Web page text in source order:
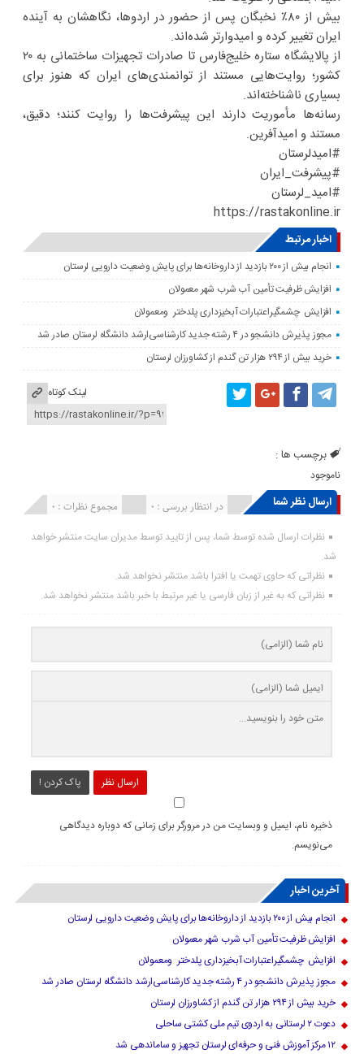
بیش از ۸۰٪ نخبگان پس از حضور در اردوها، نگاهشان به آینده
ایران تغییر کرده و امیدوارتر شده‌اند.
از پالایشگاه ستاره خلیج‌فارس تا صادرات تجهیزات ساختمانی به ۲۰
کشور؛ روایت‌هایی مستند از توانمندی‌های ایران که هنوز برای
بسیاری ناشناخته‌اند.
رسانه‌ها مأموریت دارند این پیشرفت‌ها را روایت کنند؛ دقیق،
مستند و امیدآفرین.
#امیدلرستان
#پیشرفت_ایران
#امید_لرستان
https://rastakonline.ir
اخبار مرتبط
انجام بیش از ۲۰۰ بازدید از داروخانه‌ها برای پایش وضعیت دارویی لرستان
افزایش ظرفیت تأمین آب شرب شهر معمولان
افزایش چشمگیراعتبارات آبخیزداری پلدختر ومعمولان
مجوز پذیرش دانشجو در ۴ رشته جدید کارشناسی‌ارشد دانشگاه لرستان صادر شد
خرید بیش از ۲۹۴ هزار تن گندم از کشاورزان لرستان
لینک کوتاه
برچسب ها :
ناموجود
ارسال نظر شما مجموع نظرات : 0 در انتظار بررسی : 0 انتشار یافته : ۰
نظرات ارسال شده توسط شما، پس از تایید توسط مدیران سایت منتشر خواهد
شد.
نظراتی که حاوی تهمت یا افترا باشد منتشر نخواهد شد.
نظراتی که به غیر از زبان فارسی یا غیر مرتبط با خبر باشد منتشر نخواهد شد.
ارسال نظر پاک کردن !
ذخیره نام، ایمیل و وبسایت من در مرورگر برای زمانی که دوباره دیدگاهی
می‌نویسم.
آخرین اخبار
انجام بیش از ۲۰۰ بازدید از داروخانه‌ها برای پایش وضعیت دارویی لرستان
افزایش ظرفیت تأمین آب شرب شهر معمولان
افزایش چشمگیراعتبارات آبخیزداری پلدختر ومعمولان
مجوز پذیرش دانشجو در ۴ رشته جدید کارشناسی‌ارشد دانشگاه لرستان صادر شد
خرید بیش از ۲۹۴ هزار تن گندم از کشاورزان لرستان
دعوت ۲ لرستانی به اردوی تیم ملی کشتی ساحلی
۱۲ مرکز آموزش فنی و حرفه‌ای لرستان تجهیز و ساماندهی شد